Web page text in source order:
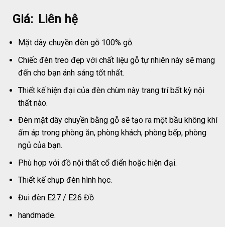
Giá: Liên hệ
Mặt dây chuyền đèn gỗ 100% gỗ.
Chiếc đèn treo đẹp với chất liệu gỗ tự nhiên này sẽ mang
đến cho bạn ánh sáng tốt nhất.
Thiết kế hiện đại của đèn chùm này trang trí bất kỳ nội
thất nào.
Đèn mặt dây chuyền bằng gỗ sẽ tạo ra một bầu không khí
ấm áp trong phòng ăn, phòng khách, phòng bếp, phòng
ngủ của bạn.
Phù hợp với đồ nội thất cổ điển hoặc hiện đại.
Thiết kế chụp đèn hình học.
Đui đèn E27 / E26 Đồ
handmade.